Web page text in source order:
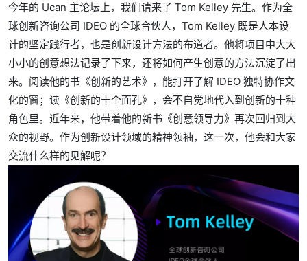
今年的 Ucan 主论坛上，我们请来了 Tom Kelley 先生。作为全
球创新咨询公司 IDEO 的全球合伙人，Tom Kelley 既是人本设
计的坚定践行者，也是创新设计方法的布道者。他将项目中大大
小小的创意想法记录了下来，还将如何产生创意的方法沉淀了出
来。阅读他的书《创新的艺术》，能打开了解 IDEO 独特协作文
化的窗；读《创新的十个面孔》，会不自觉地代入到创新的十种
角色里。近年来，他带着他的新书《创意领导力》再次回归到大
众的视野。作为创新设计领域的精神领袖，这一次，他会和大家
交流什么样的见解呢？